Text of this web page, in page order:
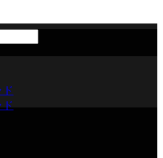
ド